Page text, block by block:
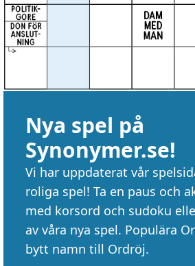
Nya spel på
Synonymer.se!
Vi har uppdaterat vår
roliga spel! Ta en paus och
med korsord och sudoku
av våra nya spel. Populära
bytt namn till Ordröj.